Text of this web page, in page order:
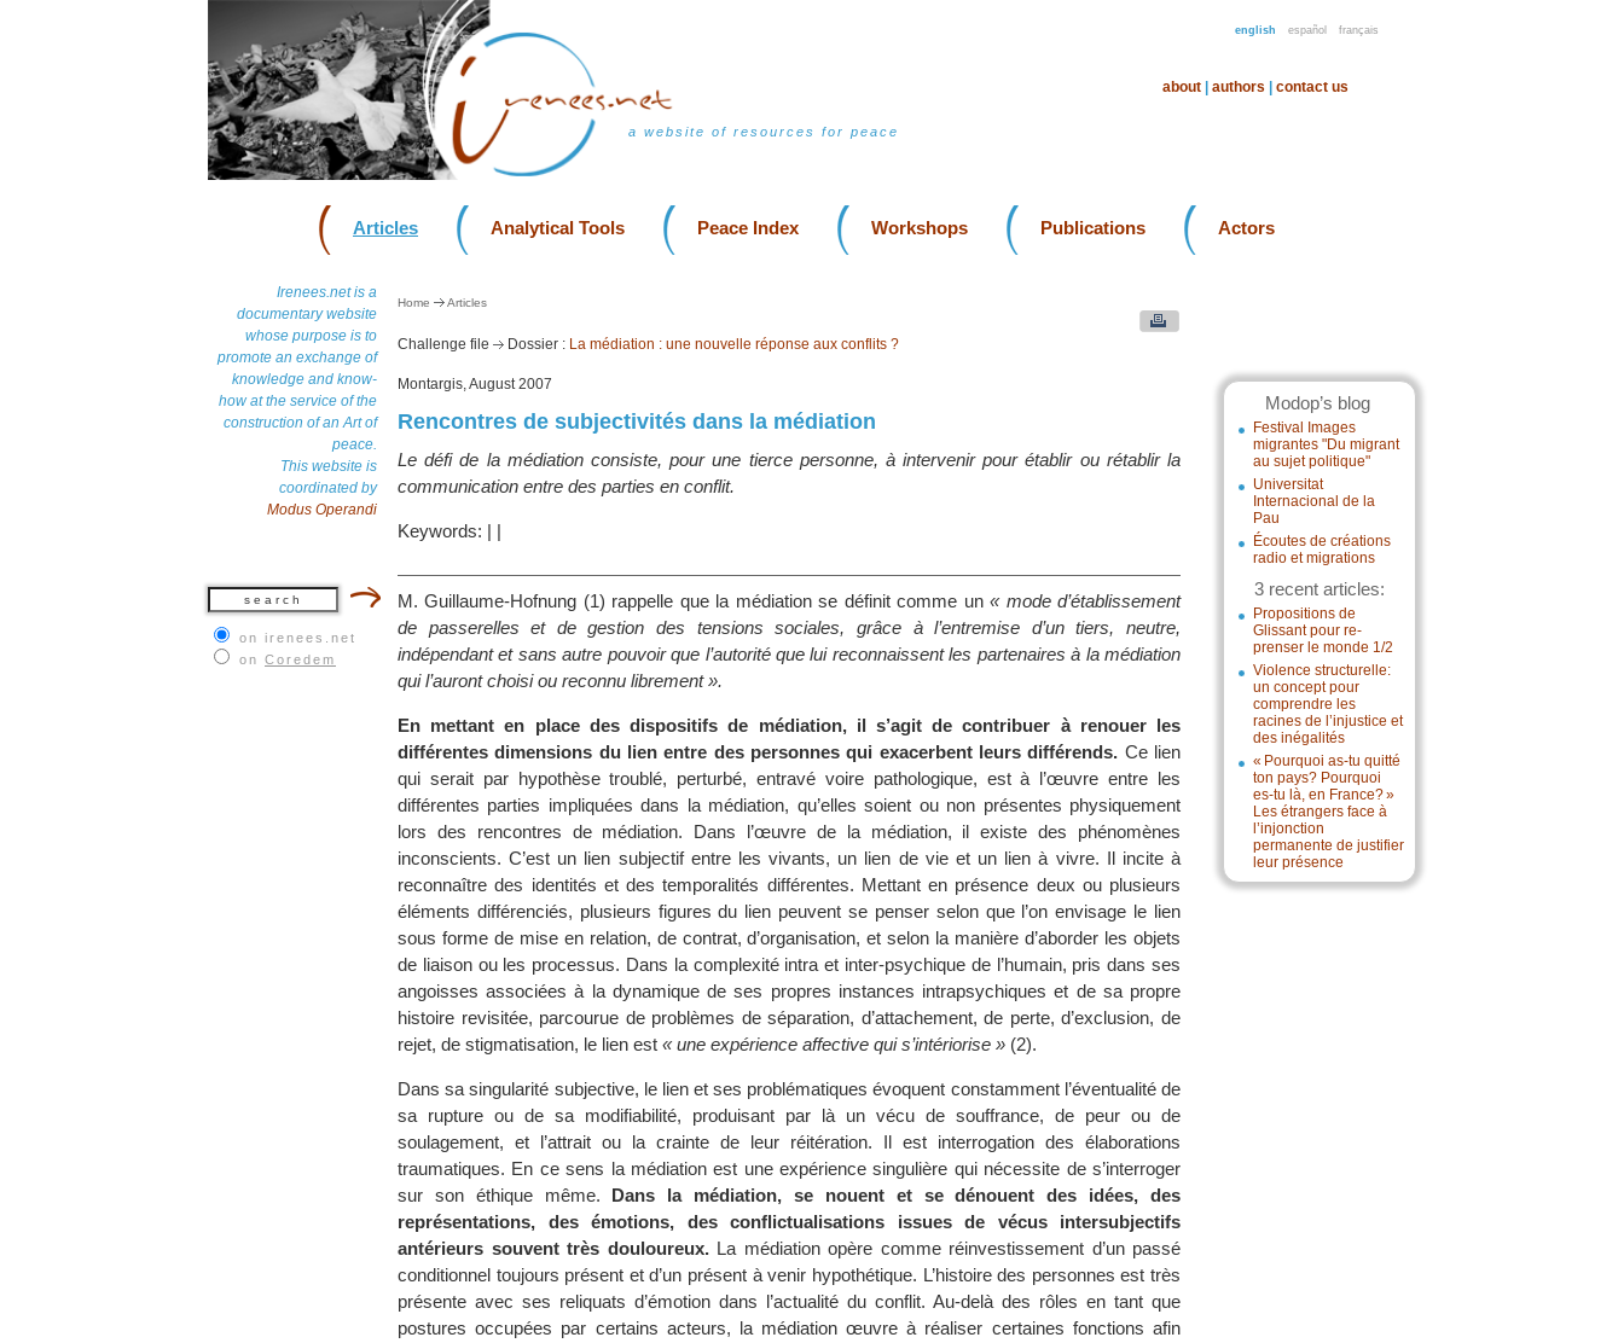
english español français
a website of resources for peace
about authors contact us
Articles Analytical Tools Peace Index Workshops Publications Actors
Irenees.net is a
documentary website
whose purpose is to
promote an exchange of
knowledge and know-
how at the service of the
construction of an Art of
peace.
This website is
coordinated by
Modus Operandi
on irenees.net
on Coredem
Modop’s blog
Festival Images
migrantes "Du migrant
au sujet politique"
Universitat
Internacional de la
Pau
Écoutes de créations
radio et migrations
3 recent articles:
Propositions de
Glissant pour re-
prenser le monde 1/2
Violence structurelle:
un concept pour
comprendre les
racines de l’injustice et
des inégalités
« Pourquoi as-tu quitté
ton pays? Pourquoi
es-tu là, en France? »
Les étrangers face à
l’injonction
permanente de justifier
leur présence
Home Articles
Challenge file Dossier : La médiation : une nouvelle réponse aux conflits ?
Montargis, August 2007
Rencontres de subjectivités dans la médiation
Le défi de la médiation consiste, pour une tierce personne, à intervenir pour établir ou rétablir la
communication entre des parties en conflit.
Keywords: | |
M. Guillaume-Hofnung (1) rappelle que la médiation se définit comme un« mode d’établissement
de passerelles et de gestion des tensions sociales, grâce à l’entremise d’un tiers, neutre,
indépendant et sans autre pouvoir que l’autorité que lui reconnaissent les partenaires à la médiation
qui l’auront choisi ou reconnu librement ».
En mettant en place des dispositifs de médiation, il s’agit de contribuer à renouer les
différentes dimensions du lien entre des personnes qui exacerbent leurs différends. Ce lien
qui serait par hypothèse troublé, perturbé, entravé voire pathologique, est à l’œuvre entre les
différentes parties impliquées dans la médiation, qu’elles soient ou non présentes physiquement
lors des rencontres de médiation. Dans l’œuvre de la médiation, il existe des phénomènes
inconscients. C’est un lien subjectif entre les vivants, un lien de vie et un lien à vivre. Il incite à
reconnaître des identités et des temporalités différentes. Mettant en présence deux ou plusieurs
éléments différenciés, plusieurs figures du lien peuvent se penser selon que l’on envisage le lien
sous forme de mise en relation, de contrat, d’organisation, et selon la manière d’aborder les objets
de liaison ou les processus. Dans la complexité intra et inter-psychique de l’humain, pris dans ses
angoisses associées à la dynamique de ses propres instances intrapsychiques et de sa propre
histoire revisitée, parcourue de problèmes de séparation, d’attachement, de perte, d’exclusion, de
rejet, de stigmatisation, le lien est « une expérience affective qui s’intériorise » (2).
Dans sa singularité subjective, le lien et ses problématiques évoquent constamment l’éventualité de
sa rupture ou de sa modifiabilité, produisant par là un vécu de souffrance, de peur ou de
soulagement, et l’attrait ou la crainte de leur réitération. Il est interrogation des élaborations
traumatiques. En ce sens la médiation est une expérience singulière qui nécessite de s’interroger
sur son éthique même. Dans la médiation, se nouent et se dénouent des idées, des
représentations, des émotions, des conflictualisations issues de vécus intersubjectifs
antérieurs souvent très douloureux.La médiation opère comme réinvestissement d’un passé
conditionnel toujours présent et d’un présent à venir hypothétique. L’histoire des personnes est très
présente avec ses reliquats d’émotion dans l’actualité du conflit. Au-delà des rôles en tant que
postures occupées par certains acteurs, la médiation œuvre à réaliser certaines fonctions afin